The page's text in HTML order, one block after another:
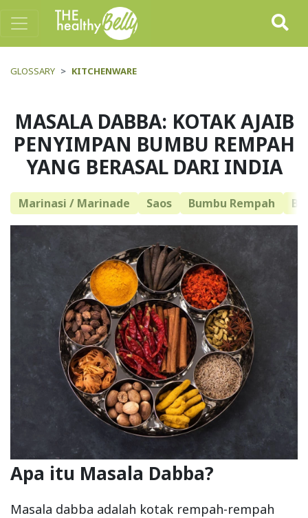
GLOSSARY KITCHENWARE
MASALA DABBA: KOTAK AJAIB
PENYIMPAN BUMBU REMPAH
YANG BERASAL DARI INDIA
Marinasi / Marinade Saos Bumbu Rempah
Apa itu Masala Dabba?
Masala dabba adalah kotak rempah-rempah